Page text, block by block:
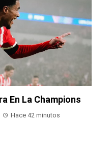
En La Champions
Hace 42 minutos